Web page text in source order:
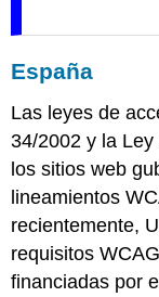
España
Las leyes de
34/2002 y la
los sitios web
lineamientos
recientemente,
requisitos
financiadas por